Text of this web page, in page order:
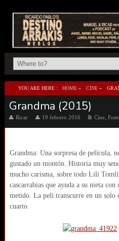
YOU ARE HERE : HOME » CINE »
Grandma (2015)
Ricar 19 febrero 2016 Cine,
Grandma: Una sorpresa de película,
gustado un montón. Historia muy
mucho carisma, sobre todo Lili
cascarrabias que ayuda a su nieta
metido. La peli transcurre en un solo
cuarto.